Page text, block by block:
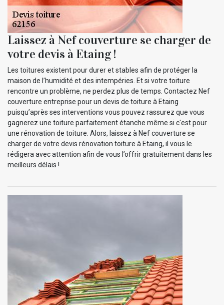
Laissez à Nef couverture se charger de
votre devis à Etaing !
Les toitures existent pour durer et stables afin de protéger la
maison de l’humidité et des intempéries. Et si votre toiture
rencontre un problème, ne perdez plus de temps. Contactez Nef
couverture entreprise pour un devis de toiture à Etaing
puisqu’après ses interventions vous pouvez rassurez que vous
gagnerez une toiture parfaitement étanche même si c'est pour
une rénovation de toiture. Alors, laissez à Nef couverture se
charger de votre devis rénovation toiture à Etaing, il vous le
rédigera avec attention afin de vous l’offrir gratuitement dans les
meilleurs délais !